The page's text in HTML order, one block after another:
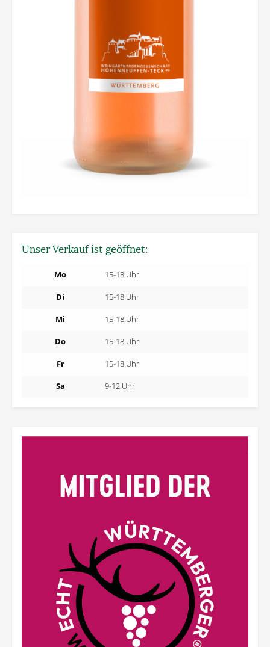
Unser Verkauf ist geöffnet:
Mo 15-18 Uhr
Di 15-18 Uhr
Mi 15-18 Uhr
Do 15-18 Uhr
Fr 15-18 Uhr
Sa 9-12 Uhr